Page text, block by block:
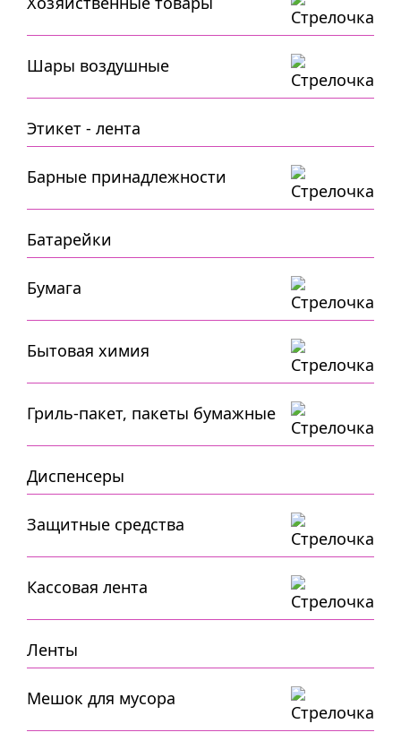
Шары воздушные
Этикет - лента
Барные принадлежности
Батарейки
Бумага
Бытовая химия
Гриль-пакет, пакеты бумажные
Диспенсеры
Защитные средства
Кассовая лента
Ленты
Мешок для мусора